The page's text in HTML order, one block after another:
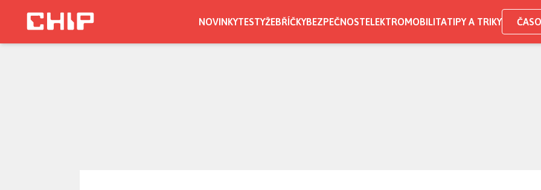
NOVINKYTESTYŽEBŘÍČKYBEZPEČNOSTELEKTROMOBILITATIPY A TRIKY